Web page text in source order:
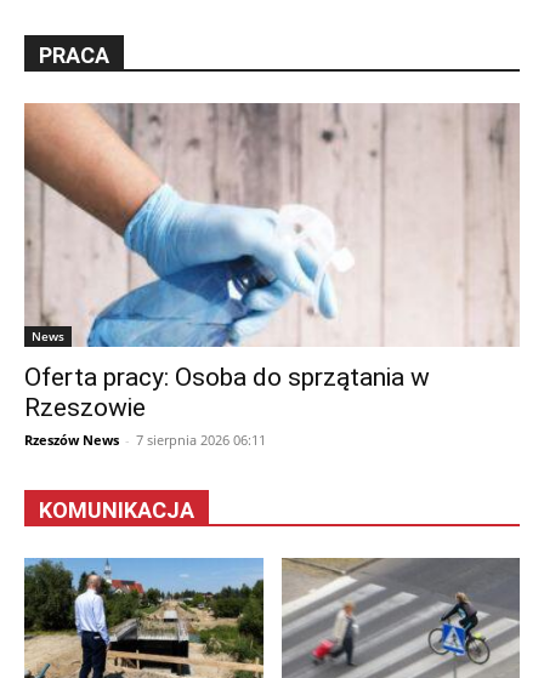
PRACA
News
Oferta pracy: Osoba do sprzątania w
Rzeszowie
Rzeszów News - 7 sierpnia 2026 06:11
KOMUNIKACJA